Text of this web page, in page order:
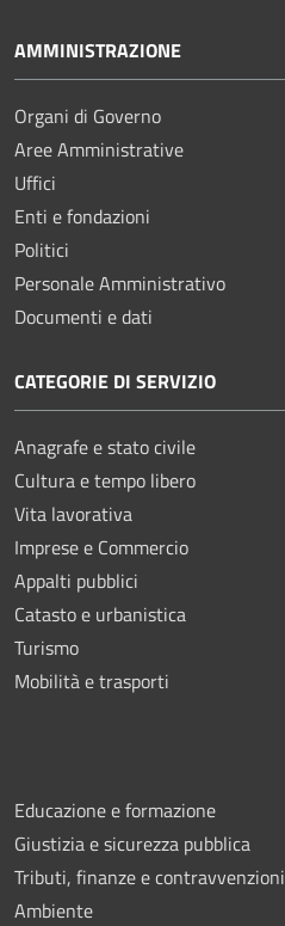
AMMINISTRAZIONE
Organi di Governo
Aree Amministrative
Uffici
Enti e fondazioni
Politici
Personale Amministrativo
Documenti e dati
CATEGORIE DI SERVIZIO
Anagrafe e stato civile
Cultura e tempo libero
Vita lavorativa
Imprese e Commercio
Appalti pubblici
Catasto e urbanistica
Turismo
Mobilità e trasporti
Educazione e formazione
Giustizia e sicurezza pubblica
Tributi, finanze e contravvenzioni
Ambiente